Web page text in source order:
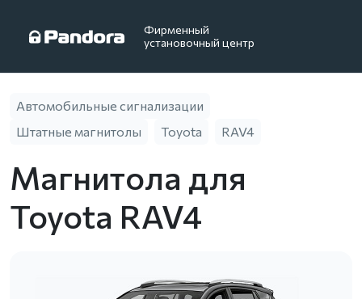
Фирменный
установочный центр
Автомобильные сигнализации
Штатные магнитолы
Toyota RAV4
Магнитола для
Toyota RAV4